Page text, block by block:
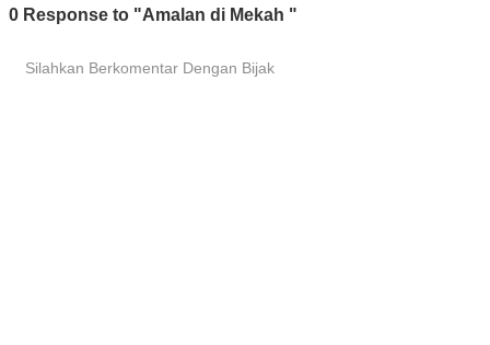
0 Response to "Amalan di Mekah "
Silahkan Berkomentar Dengan Bijak